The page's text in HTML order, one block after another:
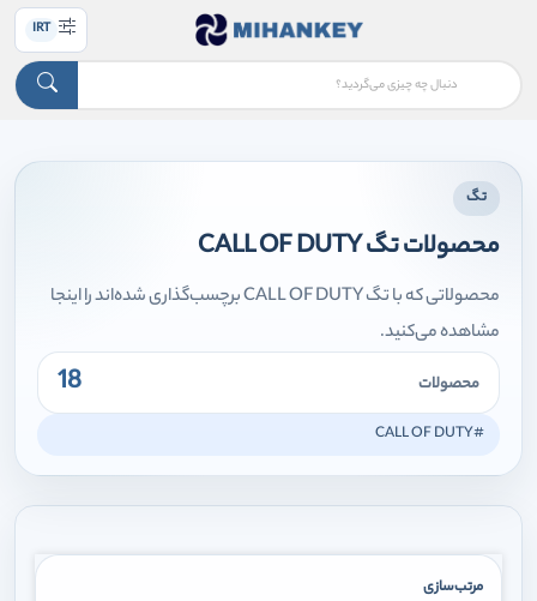
IRT
تگ
محصولات تگ CALL OF DUTY
محصولاتی که با تگ CALL OF DUTY برچسب‌گذاری شده‌اند را اینجا
مشاهده می‌کنید.
محصولات 18
#CALL OF DUTY
مرتب‌سازی